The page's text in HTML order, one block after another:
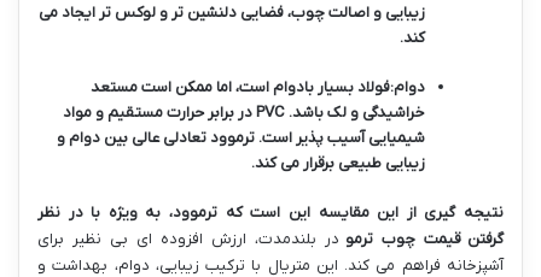
زیبایی و اصالت چوب، فضایی دلنشین تر و لوکس تر ایجاد می
کند.
دوام:فولاد بسیار بادوام است، اما ممکن است مستعد
خراشیدگی و لک باشد. PVC در برابر حرارت مستقیم و مواد
شیمیایی آسیب پذیر است. ترموود تعادلی عالی بین دوام و
زیبایی طبیعی برقرار می کند.
نتیجه گیری از این مقایسه این است که ترموود، به ویژه با در نظر
گرفتن قیمت چوب ترمو در بلندمدت، ارزش افزوده ای بی نظیر برای
آشپزخانه فراهم می کند. این متریال با ترکیب زیبایی، دوام، بهداشت و